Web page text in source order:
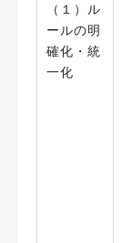
（１）ル
ールの明
確化・統
一化